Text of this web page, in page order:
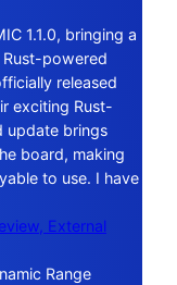
1.1.0, bringing a
powered
released
exciting Rust-
update brings
board, making
to use. I have
External
Range